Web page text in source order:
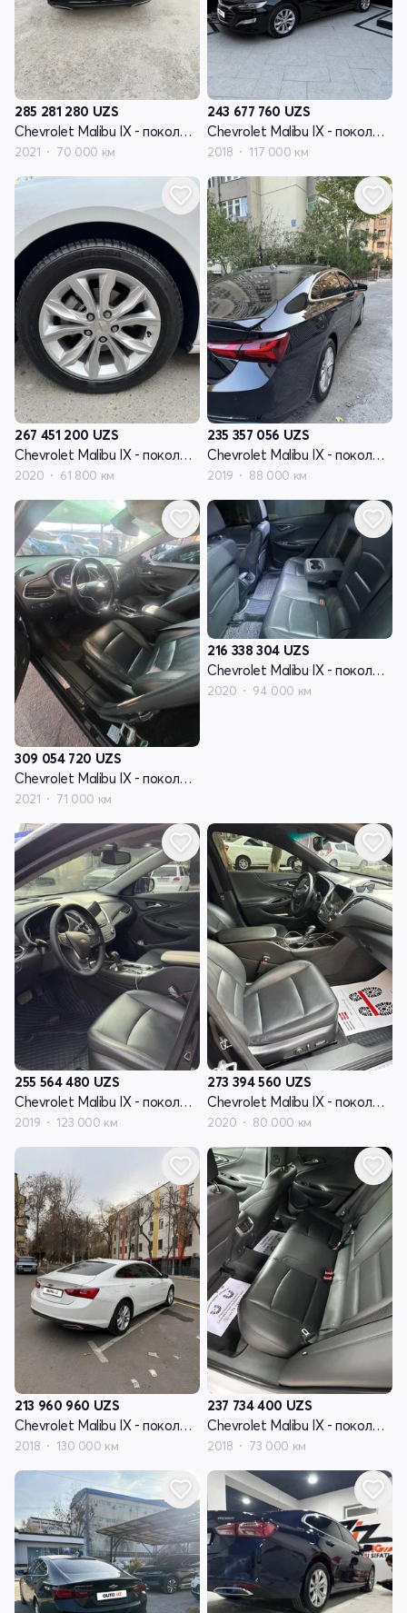
285 281 280 UZS
Chevrolet Malibu IX - поколение рестайлинг
2021 70 000 км
243 677 760 UZS
Chevrolet Malibu IX - поколение рестайлинг
2018 117 000 км
267 451 200 UZS
Chevrolet Malibu IX - поколение рестайлинг
2020 61 800 км
235 357 056 UZS
Chevrolet Malibu IX - поколение рестайлинг
2019 88 000 км
309 054 720 UZS
Chevrolet Malibu IX - поколение рестайлинг
2021 71 000 км
216 338 304 UZS
Chevrolet Malibu IX - поколение рестайлинг
2020 94 000 км
255 564 480 UZS
Chevrolet Malibu IX - поколение рестайлинг
2019 123 000 км
273 394 560 UZS
Chevrolet Malibu IX - поколение рестайлинг
2020 80 000 км
213 960 960 UZS
Chevrolet Malibu IX - поколение рестайлинг
2018 130 000 км
237 734 400 UZS
Chevrolet Malibu IX - поколение рестайлинг
2018 73 000 км